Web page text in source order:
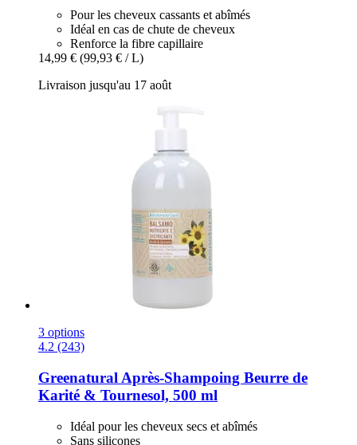
Pour les cheveux cassants et abîmés
Idéal en cas de chute de cheveux
Renforce la fibre capillaire
14,99 € (99,93 € / L)
Livraison jusqu'au 17 août
3 options
4.2 (243)
Greenatural Après-​Shampoing Beurre de
Karité & Tournesol, 500 ml
Idéal pour les cheveux secs et abîmés
Sans silicones